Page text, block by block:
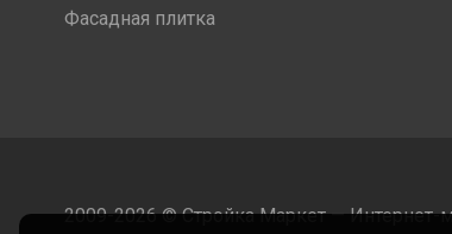
Фасадная плитка
2009-2026 © Стройка Маркет — Интернет-